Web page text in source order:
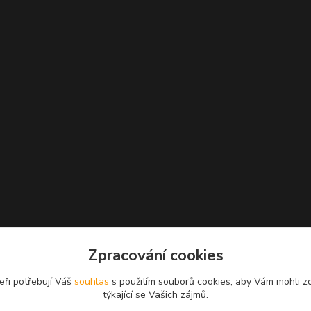
Zpracování cookies
potřebují Váš souhlas s použitím souborů cookies, aby Vám mohli
týkající se Vašich zájmů.